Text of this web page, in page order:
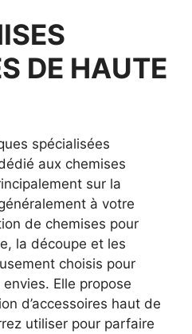
DE HAUTE
spécialisées
aux chemises
sur la
à votre
de chemises pour
la découpe et les
choisis pour
Elle propose
d’accessoires haut de
utiliser pour parfaire